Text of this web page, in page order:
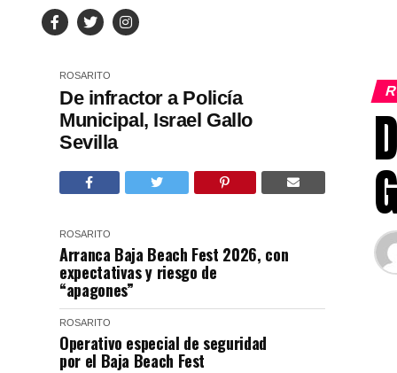
ROSARITO
De infractor a Policía
Municipal, Israel Gallo
Sevilla
ROSARITO
Arranca Baja Beach Fest 2026, con
expectativas y riesgo de
“apagones”
ROSARITO
Operativo especial de seguridad
por el Baja Beach Fest